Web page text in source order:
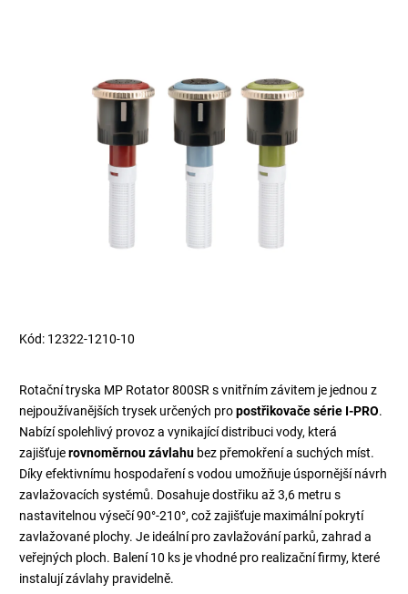
Kód: 12322-1210-10
Rotační tryska MP Rotator 800SR s vnitřním závitem je jednou z
nejpoužívanějších trysek určených propostřikovače série I-PRO.
Nabízí spolehlivý provoz a vynikající distribuci vody, která
zajišťujerovnoměrnou závlahu bez přemokření a suchých míst.
Díky efektivnímu hospodaření s vodou umožňuje úspornější návrh
zavlažovacích systémů. Dosahuje dostřiku až 3,6 metru s
nastavitelnou výsečí 90°-210°, což zajišťuje maximální pokrytí
zavlažované plochy. Je ideální pro zavlažování parků, zahrad a
veřejných ploch. Balení 10 ks je vhodné pro realizační firmy, které
instalují závlahy pravidelně.